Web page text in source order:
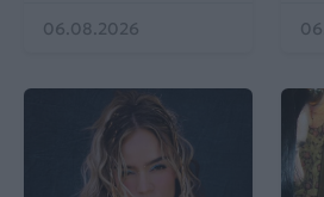
06.08.2026